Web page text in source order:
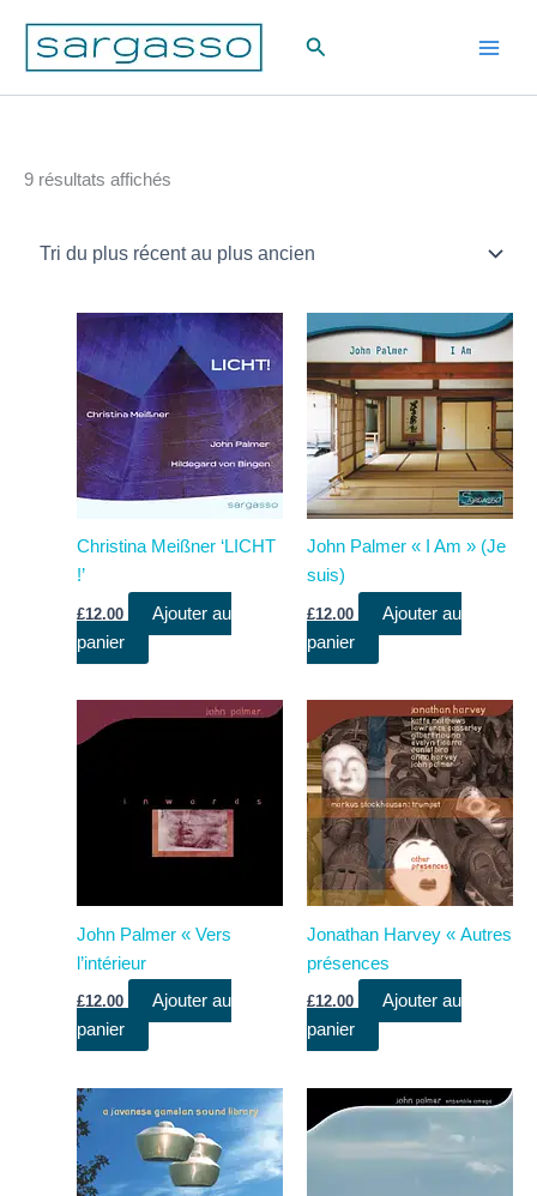
contenu
Rechercher
9 résultats affichés
récent
plus
ancien
Christina Meißner ‘LICHT
!’
£12.00
Ajouter au
panier
John Palmer « I Am » (Je
suis)
£12.00
Ajouter au
panier
John Palmer « Vers
l’intérieur
£12.00
Ajouter au
panier
Jonathan Harvey « Autres
présences
£12.00
Ajouter au
panier